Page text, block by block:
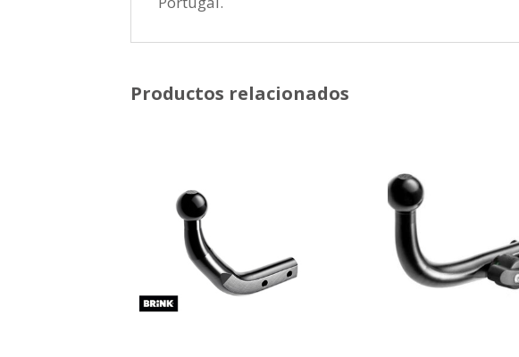
Productos relacionados